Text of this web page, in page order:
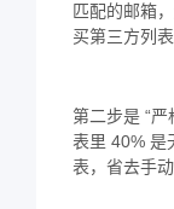
匹配的邮箱
买第三方列
第二步是 “
表里 40% 是
表，省去手